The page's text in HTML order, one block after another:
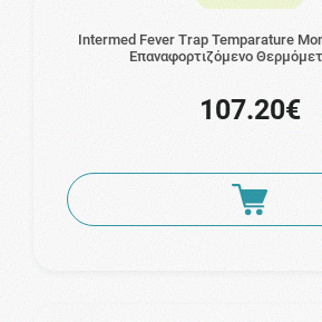
Intermed Fever Trap Temparature
Επαναφορτιζόμενο
107.20€